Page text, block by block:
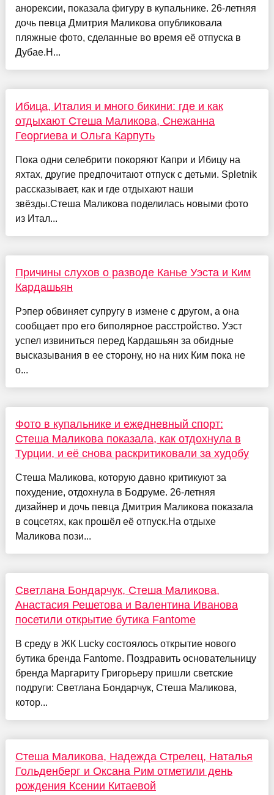
анорексии, показала фигуру в купальнике. 26-летняя
дочь певца Дмитрия Маликова опубликовала
пляжные фото, сделанные во время её отпуска в
Дубае.Н...
Ибица, Италия и много бикини: где и как
отдыхают Стеша Маликова, Снежанна
Георгиева и Ольга Карпуть
Пока одни селебрити покоряют Капри и Ибицу на
яхтах, другие предпочитают отпуск с детьми. Spletnik
рассказывает, как и где отдыхают наши
звёзды.Стеша Маликова поделилась новыми фото
из Итал...
Причины слухов о разводе Канье Уэста и Ким
Кардашьян
Рэпер обвиняет супругу в измене с другом, а она
сообщает про его биполярное расстройство. Уэст
успел извиниться перед Кардашьян за обидные
высказывания в ее сторону, но на них Ким пока не
о...
Фото в купальнике и ежедневный спорт:
Стеша Маликова показала, как отдохнула в
Турции, и её снова раскритиковали за худобу
Стеша Маликова, которую давно критикуют за
похудение, отдохнула в Бодруме. 26-летняя
дизайнер и дочь певца Дмитрия Маликова показала
в соцсетях, как прошёл её отпуск.На отдыхе
Маликова пози...
Светлана Бондарчук, Стеша Маликова,
Анастасия Решетова и Валентина Иванова
посетили открытие бутика Fantome
В среду в ЖК Lucky состоялось открытие нового
бутика бренда Fantome. Поздравить основательницу
бренда Маргариту Григорьеру пришли светские
подруги: Светлана Бондарчук, Стеша Маликова,
котор...
Стеша Маликова, Надежда Стрелец, Наталья
Гольденберг и Оксана Рим отметили день
рождения Ксении Китаевой